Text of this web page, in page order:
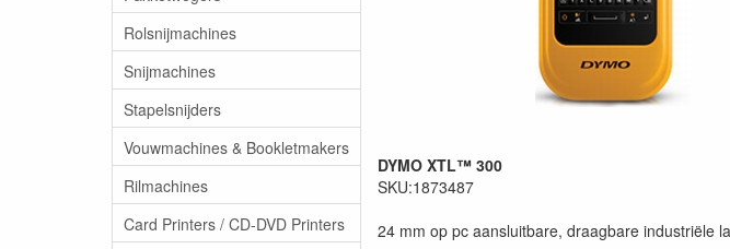
Rolsnijmachines
Snijmachines
Stapelsnijders
Vouwmachines & Bookletmakers
Rilmachines
Card Printers / CD-DVD Printers
DYMO XTL™ 300
SKU:1873487
24 mm op pc aansluitbare, draagbare industriële